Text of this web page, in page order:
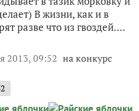
В жизни, как и в
разве что из гвоздей....
2013, 09:52 на конкурс